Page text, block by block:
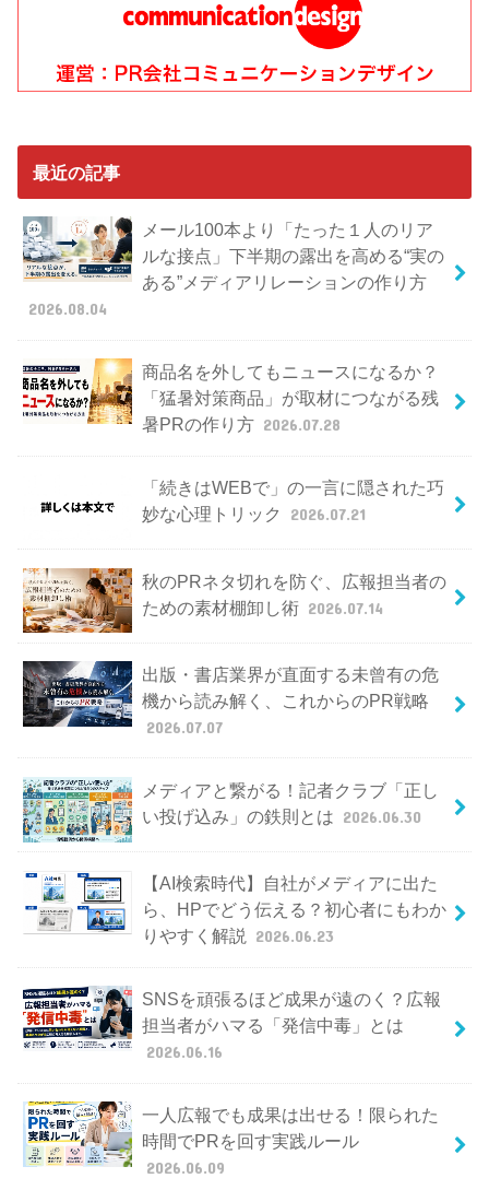
最近の記事
メール100本より「たった１人のリア
ルな接点」下半期の露出を高める“実の
ある”メディアリレーションの作り方
2026.08.04
商品名を外してもニュースになるか？
「猛暑対策商品」が取材につながる残
暑PRの作り方 2026.07.28
「続きはWEBで」の一言に隠された巧
妙な心理トリック
2026.07.21
秋のPRネタ切れを防ぐ、広報担当者の
ための素材棚卸し術 2026.07.14
出版・書店業界が直面する未曾有の危
機から読み解く、これからのPR戦略
2026.07.07
メディアと繋がる！記者クラブ「正し
い投げ込み」の鉄則とは 2026.06.30
【AI検索時代】自社がメディアに出た
ら、HPでどう伝える？初心者にもわか
りやすく解説
2026.06.23
SNSを頑張るほど成果が遠のく？広報
担当者がハマる「発信中毒」とは
2026.06.16
一人広報でも成果は出せる！限られた
時間でPRを回す実践ルール
2026.06.09